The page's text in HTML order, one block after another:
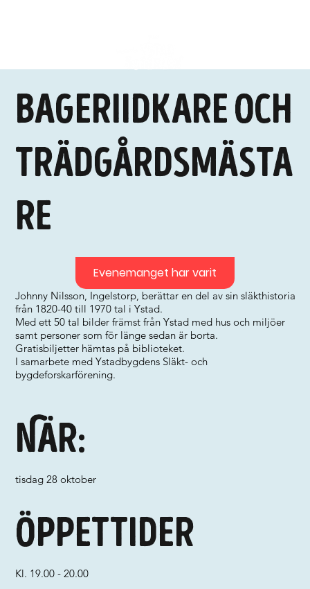
Bageriidkare och
trädgårdsmästa
re
Johnny Nilsson, Ingelstorp, berättar en del av sin släkthistoria
från 1820-40 till 1970 tal i Ystad.
Med ett 50 tal bilder främst från Ystad med hus och miljöer
samt personer som för länge sedan är borta.
Gratisbiljetter hämtas på biblioteket.
I samarbete med Ystadbygdens Släkt- och
bygdeforskarförening.
När:
tisdag 28 oktober
Öppettider
Kl. 19.00 - 20.00
Evenemanget har varit